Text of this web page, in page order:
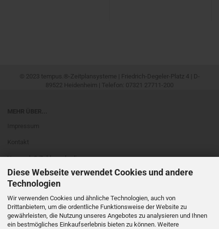
Diese Webseite verwendet Cookies und andere
Technologien
Wir verwenden Cookies und ähnliche Technologien, auch von
Drittanbietern, um die ordentliche Funktionsweise der Website zu
gewährleisten, die Nutzung unseres Angebotes zu analysieren und Ihnen
ein bestmögliches Einkaufserlebnis bieten zu können. Weitere
© 2023 tempus.®-Zeitplansysteme | Friedrich-Degeler-Platz 4 | D-
89522 Heidenheim | Telefon: 07321 27711-200
Versand- & Zahlungsbedingungen
Widerrufsrecht & Muster-Widerrufsformular
AGB
Privatsphäre und Datenschutz